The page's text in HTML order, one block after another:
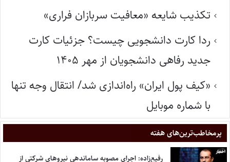
تکذیب شایعه «معافیت سربازان فراری»
ردا کارت دانشجویی چیست؟ جزئیات کارت
جدید رفاهی دانشجویان از مهر ۱۴۰۵
«کیف پول ایران» راه‌اندازی شد/ انتقال وجه تنها
با شماره موبایل
پر‌مخاطب‌ترین‌های هفته
رفیع‌زاده: اجرای مصوبه ساماندهی نیروهای شرکتی از